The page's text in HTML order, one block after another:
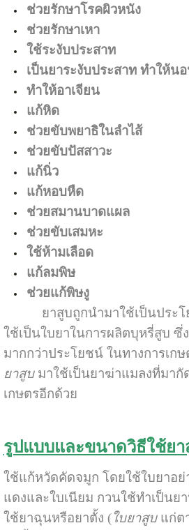
ช่วยรักษาโรคผิวหนัง
ช่วยรักษาเหา
ใช้ระงับประสาท
เป็นยาระงับประสาท ทำให้น
ทำให้อาเจียน
แก้หิด
ช่วยขับพยาธิในลำไส้
ช่วยขับปัสสาวะ
แก้นิ่ว
แก้หอบหืด
ช่วยสมานบาดแผล
ช่วยขับเสมหะ
ใช้ห้ามเลือด
แก้ลมพิษ
ช่วยแก้พิษงู
ยาสูบถูกนำมาใช้เป็นประโย
ใช้เป็นใบยาในการผลิตบุหรี่สูบ ซึ่
มากกว่าประโยชน์ ในทางการเก
ยาสูบ มาใช้เป็นยาฆ่าแมลงที่มากั
เกษตรอีกด้วย
รูปแบบและขนาดวิธีใช้ยา
ใช้แก้หวัดคัดจมูก โดยใช้ใบยาอ
แดงและใบเนียม กวนใช้ทำเป็นย
ใช้ยาฉุนหรือยาตั้ง (ใบยาสูบ แก่ต